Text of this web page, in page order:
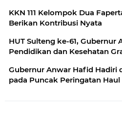
KKN 111 Kelompok Dua
Berikan Kontribusi Nyata
HUT Sulteng ke-61, Gubernur
Pendidikan dan Kesehatan
Gubernur Anwar Hafid Hadiri
pada Puncak Peringatan Haul